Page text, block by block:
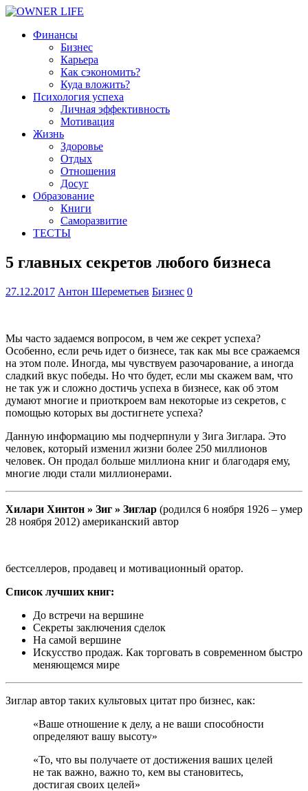
Финансы
Бизнес
Карьера
Как сэкономить?
Куда вложить?
Психология успеха
Личная эффективность
Мотивация
Жизнь
Здоровье
Отдых
Отношения
Досуг
Образование
Книги
Саморазвитие
ТЕСТЫ
5 главных секретов любого бизнеса
27.12.2017 Антон Шереметьев Бизнес 0
Мы часто задаемся вопросом, в чем же секрет успеха?
Особенно, если речь идет о бизнесе, так как мы все сражаемся
на этом поле. Иногда, мы чувствуем разочарование, а иногда
сладкий вкус победы. Но что будет, если мы скажем вам, что
не так уж и сложно достичь успеха в бизнесе, как об этом
думают многие и приоткроем вам некоторые из секретов, с
помощью которых вы достигнете успеха?
Данную информацию мы подчерпнули у Зига Зиглара. Это
человек, который изменил жизни более 250 миллионов
человек. Он продал больше миллиона книг и благодаря ему,
многие люди стали миллионерами.
Хилари Хинтон » Зиг » Зиглар (родился 6 ноября 1926 – умер
28 ноября 2012) американский автор
бестселлеров, продавец и мотивационный оратор.
Список лучших книг:
До встречи на вершине
Секреты заключения сделок
На самой вершине
Искусство продаж. Как торговать в современном быстро
меняющемся мире
Зиглар автор таких культовых цитат про бизнес, как:
«Ваше отношение к делу, а не ваши способности
определяют вашу высоту»
«То, что вы получаете от достижения ваших целей
не так важно, важно то, кем вы становитесь,
достигая своих целей»